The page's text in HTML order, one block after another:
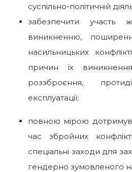
суспільно-політичній
забезпечити участь
виникненню,
насильницьких
причин їх
роззброєння,
експлуатації;
повною мірою
час збройних
спеціальні заходи для
гендерно зумовленого